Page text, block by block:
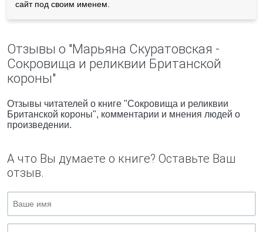
сайт под своим именем.
Отзывы о "Марьяна Скуратовская -
Сокровища и реликвии Британской
короны"
Отзывы читателей о книге "Сокровища и реликвии
Британской короны", комментарии и мнения людей о
произведении.
А что Вы думаете о книге? Оставьте Ваш
отзыв.